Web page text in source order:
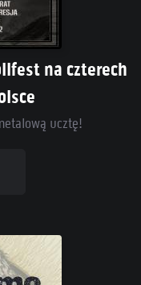
na czterech
ucztę!